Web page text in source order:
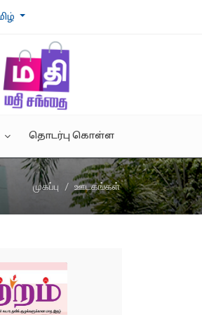
தொடர்பு கொள்ள
முகப்பு ஊடகங்கள்